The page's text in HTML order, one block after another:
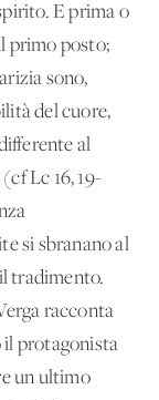
E prima o
primo posto;
sono,
del cuore,
al
Lc 16, 19-
si sbranano al
tradimento.
racconta
protagonista
un ultimo